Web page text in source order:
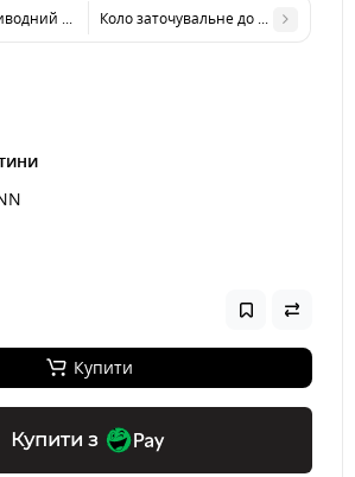
шків до точильно-шліфувального
Коло заточувальне до точильно-
Купити
Купити з